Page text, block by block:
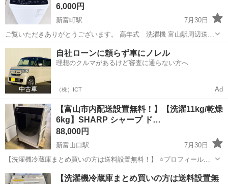
6,000円
新富町駅
7月30日
ご覧いただきありがとうございます。 高年式 洗濯機 富山駅周辺送料
無料 それ以外は別途送料かかります。 動作確認済み 商品状態：写
真でご確認下さい。 保管、使用に伴い傷汚れがあるかもしれませんの
でお買い得価格にて出品い...
富山 富山市 新富町駅 生活家電
自社ローンに頼らず車にノレル
理想のクルマがあるけど審査に通らない方へ
（株）ICT Ad
【富山市内配送設置無料！】【洗濯11kg/乾燥
6kg】SHARP シャープ ド…
88,000円
新富山口駅
7月30日
【洗濯機冷蔵庫まとめ買いの方は送料設置無料！】 ⭐️プロフィールを
お読みになってから、ご連絡下さい！ 倉庫にスタッフ常駐しており
ません！ アポイントなしでの直接の訪問はお控えくださいませ！ ま
富山 富山市 新富山口駅 生活家電 階段
【洗濯機冷蔵庫まとめ買いの方は送料設置無